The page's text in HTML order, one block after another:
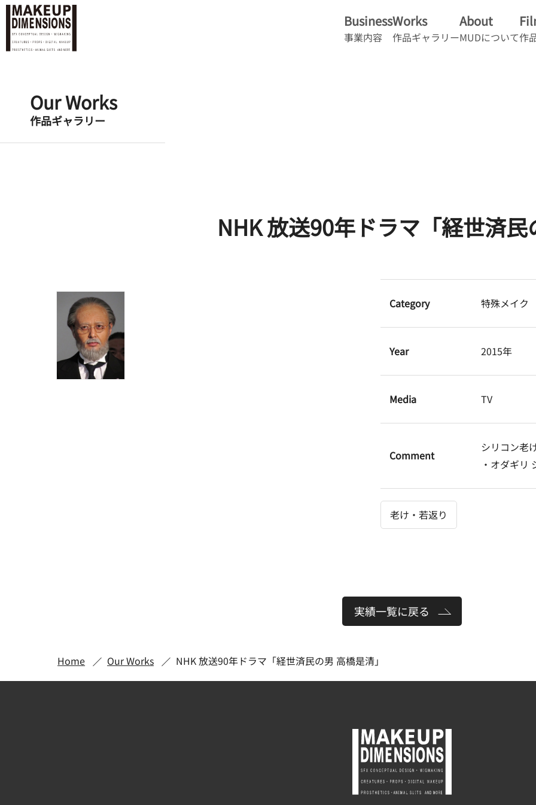
Business
事業内容
Works
作品ギャラリー
About
MUDについて作
Our Works
作品ギャラリー
NHK 放送90年ドラマ「経世済民
Category 特殊メイク
Year 2015年
Media TV
Comment
シリコン老
・オダギリ
老け・若返り
実績一覧に戻る
Home Our Works NHK 放送90年ドラマ「経世済民の男 高橋是清」